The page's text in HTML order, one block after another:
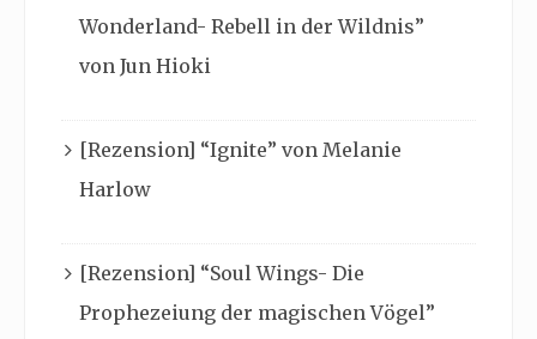
Wonderland- Rebell in der Wildnis”
von Jun Hioki
[Rezension] “Ignite” von Melanie
Harlow
[Rezension] “Soul Wings- Die
Prophezeiung der magischen Vögel”